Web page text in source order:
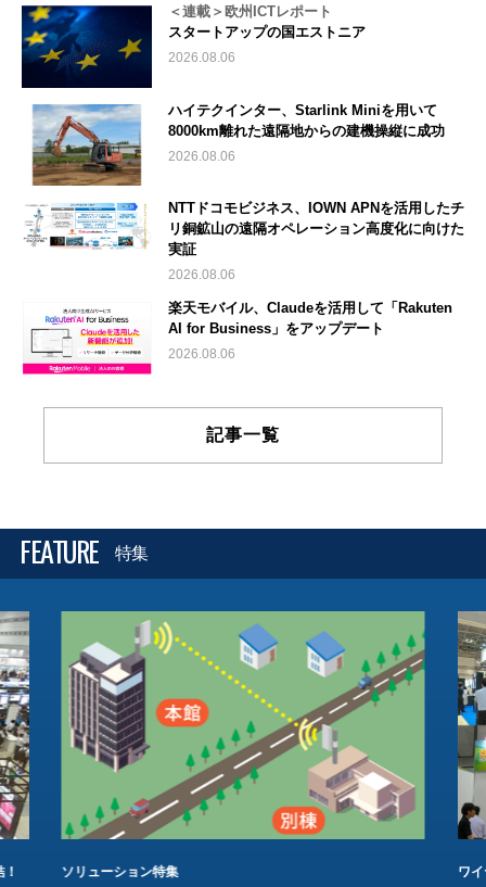
＜連載＞欧州ICTレポート
スタートアップの国エストニア
2026.08.06
ハイテクインター、Starlink Miniを用いて
8000km離れた遠隔地からの建機操縦に成功
2026.08.06
NTTドコモビジネス、IOWN APNを活用したチ
リ銅鉱山の遠隔オペレーション高度化に向けた
実証
2026.08.06
楽天モバイル、Claudeを活用して「Rakuten
AI for Business」をアップデート
2026.08.06
記事一覧
FEATURE 特集
ソリューション特集 ワ